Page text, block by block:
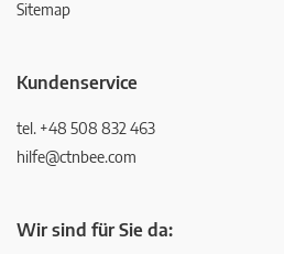
Sitemap
Kundenservice
tel. +48 508 832 463
hilfe@ctnbee.com
Wir sind für Sie da: